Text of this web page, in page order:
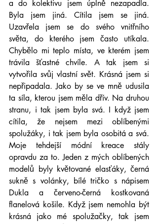
a do kolektivu jsem úplně nezapadla.
Byla jsem jiná. Cítila jsem se jiná.
Uzavřela jsem se do svého vnitřního
světa, do kterého jsem často utíkala.
Chybělo mi teplo místa, ve kterém jsem
trávila šťastné chvíle. A tak jsem si
vytvořila svůj vlastní svět. Krásná jsem si
nepřipadala. Jako by se ve mně udusila
ta síla, kterou jsem měla dřív. Na druhou
stranu, i tak jsem byla svá. I když jsem
cítila, že nejsem mezi oblíbenými
spolužáky, i tak jsem byla osobitá a svá.
Moje tehdejší módní kreace stály
opravdu za to. Jeden z mých oblíbených
modelů byly květované elasťáky, černá
sukně s volánky, bílé tričko s nápisem
Dukla a červeno-černá kostkovaná
flanelová košile. Když jsem nemohla být
krásná jako mé spolužačky, tak jsem